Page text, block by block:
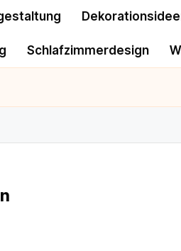
Schlafzimmerdesign